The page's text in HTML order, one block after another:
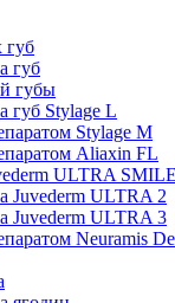
губ
губ
губы
губ Stylage L
Stylage M
Aliaxin FL
ULTRA
Juvederm ULTRA 2
Juvederm ULTRA 3
Neuramis